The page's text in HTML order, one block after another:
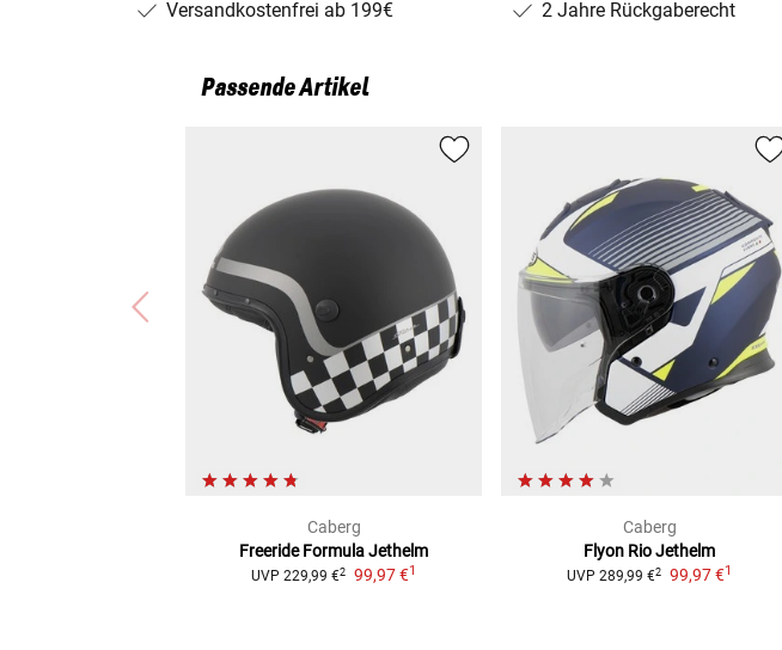
Versandkostenfrei ab 199€ 2 Jahre Rückgaberecht
Passende Artikel
Caberg
Freeride FormulaJethelm
UVP 229,99 €2 99,97 €1
Caberg
Flyon RioJethelm
UVP 289,99 €2 99,97 €1